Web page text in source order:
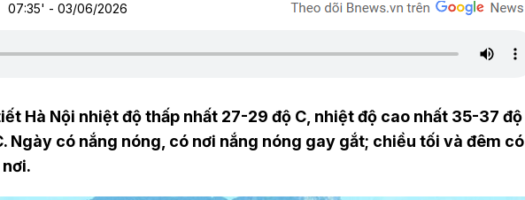
07:35' - 03/06/2026
Hà Nội nhiệt độ thấp nhất 27-29 độ C, nhiệt độ cao nhất 35-37 độ
Ngày có nắng nóng, có nơi nắng nóng gay gắt; chiều tối và đêm có